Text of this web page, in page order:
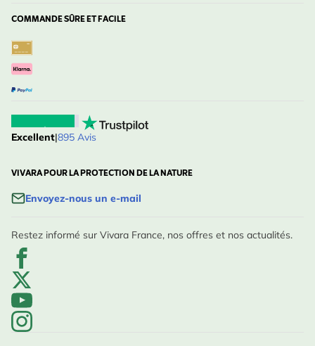
COMMANDE SÛRE ET FACILE
Excellent|895 Avis
VIVARA POUR LA PROTECTION DE LA NATURE
Envoyez-nous un e-mail
Restez informé sur Vivara France, nos offres et nos actualités.